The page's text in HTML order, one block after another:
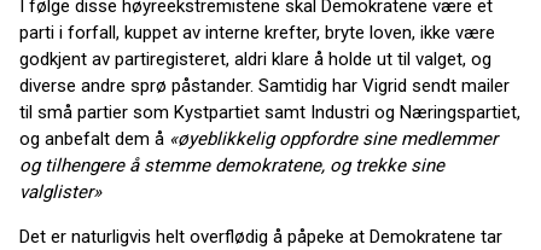
I følge disse høyreekstremistene skal Demokratene være et
parti i forfall, kuppet av interne krefter, bryte loven, ikke være
godkjent av partiregisteret, aldri klare å holde ut til valget, og
diverse andre sprø påstander. Samtidig har Vigrid sendt mailer
til små partier som Kystpartiet samt Industri og Næringspartiet,
og anbefalt dem å «øyeblikkelig oppfordre sine medlemmer
og tilhengere å stemme demokratene, og trekke sine
valglister»
Det er naturligvis helt overflødig å påpeke at Demokratene tar